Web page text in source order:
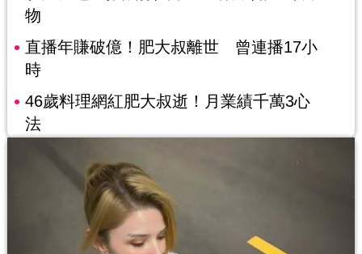
物
直播年賺破億！肥大叔離世 曾連播17小
時
46歲料理網紅肥大叔逝！月業績千萬3心
法